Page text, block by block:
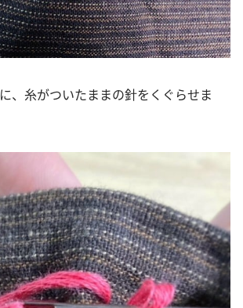
、糸がついたままの針をくぐらせま